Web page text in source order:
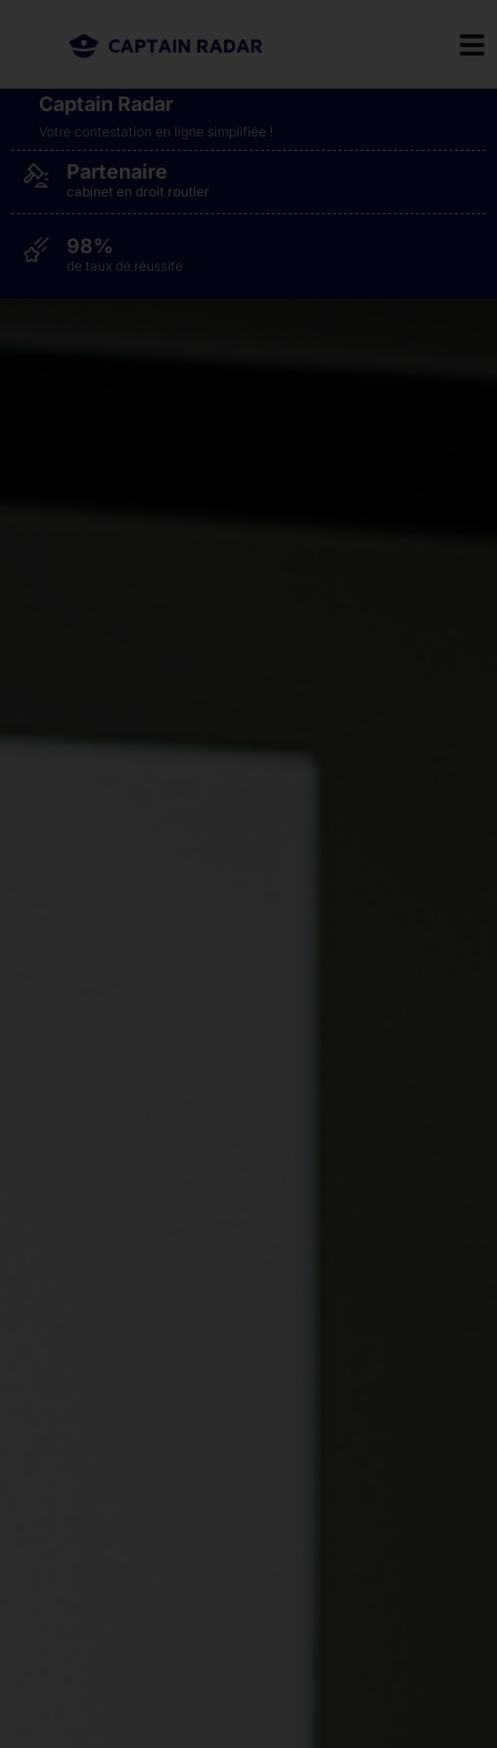
Captain Radar
Votre contestation en ligne simplifiée​ !
98%
de taux de réussite
Partenaire
cabinet en droit routier